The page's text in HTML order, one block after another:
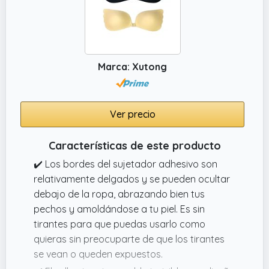
perfectamente con su piel para formar una
apariencia suave sin crear contornos
Marca: Xutong
Ver precio
Características de este producto
✔️ Los bordes del sujetador adhesivo son
relativamente delgados y se pueden ocultar
debajo de la ropa, abrazando bien tus
pechos y amoldándose a tu piel. Es sin
tirantes para que puedas usarlo como
quieras sin preocuparte de que los tirantes
se vean o queden expuestos.